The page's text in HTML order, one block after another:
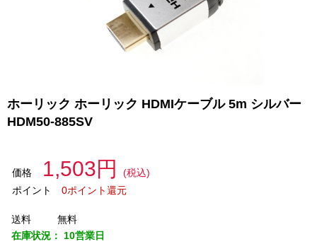
ホーリック ホーリック HDMIケーブル 5m シルバー
HDM50-885SV
価格 1,503円
(税込)
ポイント
0ポイント還元
送料
無料
在庫状況： 10営業日